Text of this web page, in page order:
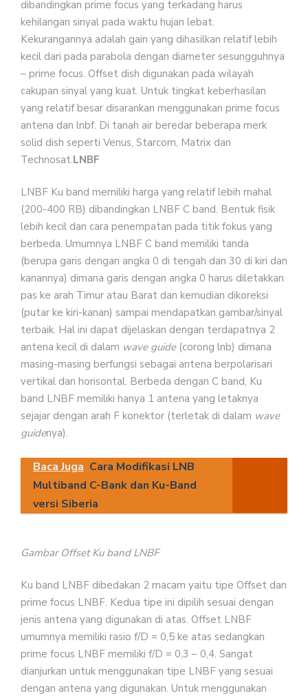
dibandingkan prime focus yang terkadang harus
kehilangan sinyal pada waktu hujan lebat.
Kekurangannya adalah gain yang dihasilkan relatif lebih
kecil dari pada parabola dengan diameter sesungguhnya
– prime focus. Offset dish digunakan pada wilayah
cakupan sinyal yang kuat. Untuk tingkat keberhasilan
yang relatif besar disarankan menggunakan prime focus
antena dan lnbf. Di tanah air beredar beberapa merk
solid dish seperti Venus, Starcom, Matrix dan
Technosat.LNBF
LNBF Ku band memiliki harga yang relatif lebih mahal
(200-400 RB) dibandingkan LNBF C band. Bentuk fisik
lebih kecil dan cara penempatan pada titik fokus yang
berbeda. Umumnya LNBF C band memiliki tanda
(berupa garis dengan angka 0 di tengah dan 30 di kiri dan
kanannya) dimana garis dengan angka 0 harus diletakkan
pas ke arah Timur atau Barat dan kemudian dikoreksi
(putar ke kiri-kanan) sampai mendapatkan gambar/sinyal
terbaik. Hal ini dapat dijelaskan dengan terdapatnya 2
antena kecil di dalam wave guide (corong lnb) dimana
masing-masing berfungsi sebagai antena berpolarisari
vertikal dan horisontal. Berbeda dengan C band, Ku
band LNBF memiliki hanya 1 antena yang letaknya
sejajar dengan arah F konektor (terletak di dalam wave
guidenya).
Baca Juga Cara Modifikasi LNB
Multiband C-Bank dan Ku-Band
versi Siberia
Gambar Offset Ku band LNBF
Ku band LNBF dibedakan 2 macam yaitu tipe Offset dan
prime focus LNBF. Kedua tipe ini dipilih sesuai dengan
jenis antena yang digunakan di atas. Offset LNBF
umumnya memiliki rasio f/D = 0,5 ke atas sedangkan
prime focus LNBF memiliki f/D = 0,3 – 0,4. Sangat
dianjurkan untuk menggunakan tipe LNBF yang sesuai
dengan antena yang digunakan. Untuk menggunakan